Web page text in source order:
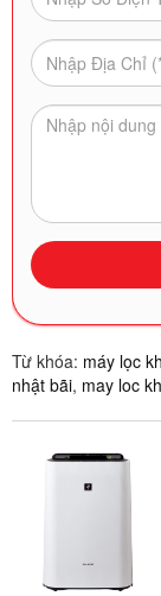
Từ khóa: máy lọc
nhật bãi, may loc